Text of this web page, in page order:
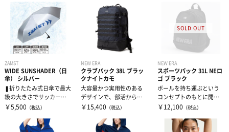
リカバリーウェア
ZAMST
WIDE SUNSHADER（日
傘） シルバー
❚折りたたみ式日傘で最大
級の大きさでサッカーな
どスポーツ観戦におすす
￥5,500 （税込）
NEW ERA
クラブパック 38L ブラッ
クナイトカモ
大容量かつ実用性のある
デザインで、部活からス
ポーツシーンまで幅広く
￥15,400 （税込）
NEW ERA
スポーツパック 31L NEロ
ゴ ブラック
ボールを持ち運ぶという
コンセプトのもとに開発
されたバックパック。ア
￥12,100 （税込）